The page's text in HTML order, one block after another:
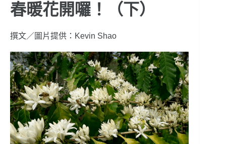
春暖花開囉！（下）
撰文／圖片提供：Kevin Shao